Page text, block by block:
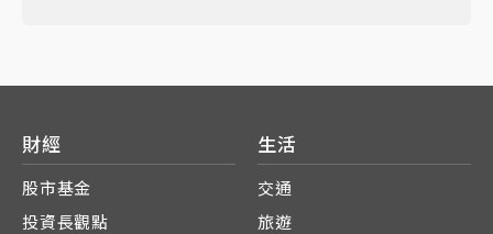
財經
股市基金
投資長觀點
生活
交通
旅遊